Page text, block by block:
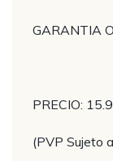
GARANTIA
PRECIO:
(PVP Sujeto